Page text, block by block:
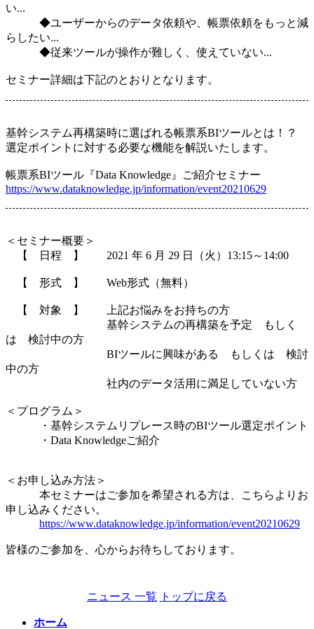
い...
◆ユーザーからのデータ依頼や、帳票依頼をもっと減
らしたい...
◆従来ツールが操作が難しく、使えていない...
セミナー詳細は下記のとおりとなります。
基幹システム再構築時に選ばれる帳票系BIツールとは！？
選定ポイントに対する必要な機能を解説いたします。
帳票系BIツール『Data Knowledge』ご紹介セミナー
https://www.dataknowledge.jp/information/event20210629
＜セミナー概要＞
【 日程 】 2021 年 6 月 29 日（火）13:15～14:00
【 形式 】 Web形式（無料）
【 対象 】 上記お悩みをお持ちの方
基幹システムの再構築を予定 もしく
は 検討中の方
BIツールに興味がある もしくは 検討
中の方
社内のデータ活用に満足していない方
＜プログラム＞
・基幹システムリプレース時のBIツール選定ポイント
・Data Knowledgeご紹介
＜お申し込み方法＞
本セミナーはご参加を希望される方は、こちらよりお
申し込みください。
https://www.dataknowledge.jp/information/event20210629
皆様のご参加を、心からお待ちしております。
ニュース 一覧 トップに戻る
ホーム